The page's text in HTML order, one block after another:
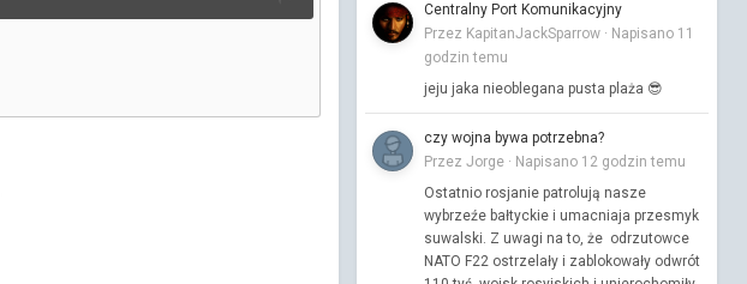
Centralny Port Komunikacyjny
Przez KapitanJackSparrow · Napisano 11
godzin temu
jeju jaka nieoblegana pusta plaża 😎
czy wojna bywa potrzebna?
Przez Jorge · Napisano 12 godzin temu
Ostatnio rosjanie patrolują nasze
wybrzeźe bałtyckie i umacniaja przesmyk
suwalski. Z uwagi na to, że odrzutowce
NATO F22 ostrzelały i zablokowały odwrót